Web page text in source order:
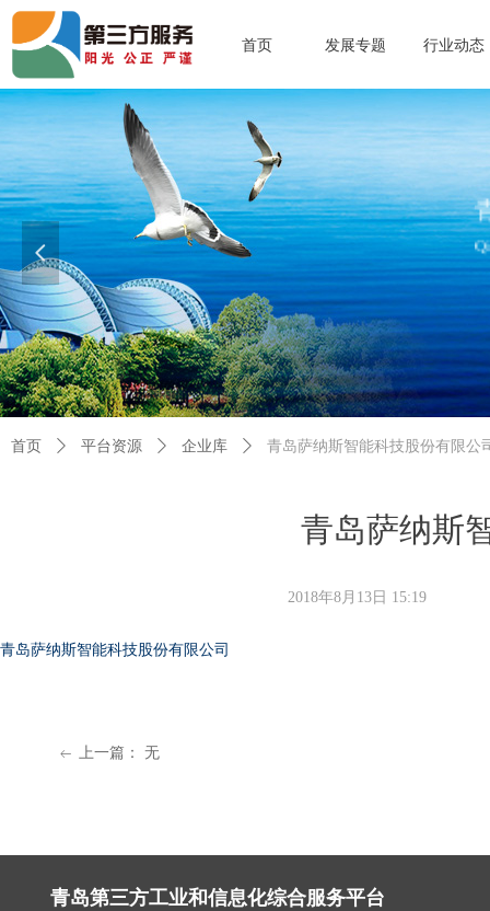
首页 发展专题 行业动态
青岛市
Qingdao
查看更多>>
넳
青岛萨纳斯
首页 ꄲ 平台资源 ꄲ 企业库 ꄲ 青岛萨纳斯智能科技股份有限公
青岛萨纳斯智能科技股份有限公司
2018年8月13日 15:19
ꂃ 上一篇： 无
青岛第三方工业和信息化综合服务平台